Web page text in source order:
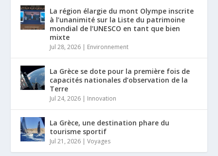
La région élargie du mont Olympe inscrite
à l’unanimité sur la Liste du patrimoine
mondial de l’UNESCO en tant que bien
mixte
Jul 28, 2026 | Environnement
La Grèce se dote pour la première fois de
capacités nationales d’observation de la
Terre
Jul 24, 2026 | Innovation
La Grèce, une destination phare du
tourisme sportif
Jul 21, 2026 |Voyages